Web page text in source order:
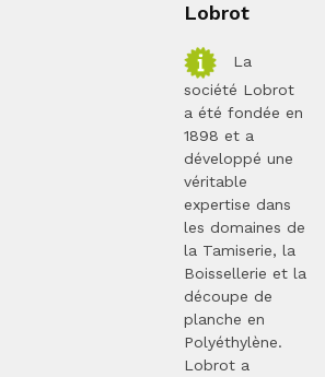
Lobrot
La
société Lobrot
a été fondée en
1898 et a
développé une
véritable
expertise dans
les domaines de
la Tamiserie, la
Boissellerie et la
découpe de
planche en
Polyéthylène.
Lobrot a